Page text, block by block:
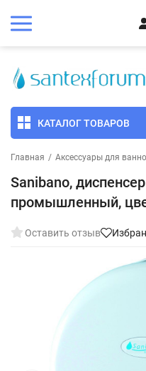
КАТАЛОГ ТОВАРОВ
Главная / Аксессуары для
Sanibano,
промышленный,
Оставить отзыв